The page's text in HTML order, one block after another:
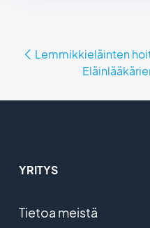
Lemmikkieläinten
YRITYS
Tietoa meistä